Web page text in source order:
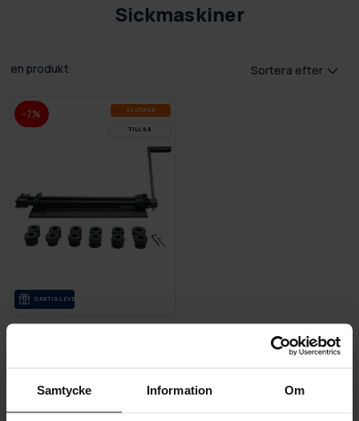
Samtycke Information Om
Sickmaskiner
en produkt Sortera efter
-7% SLUT­REA
TILL 9.8.
GRA­TIS LE­VE­RANS
2 690,00 kr